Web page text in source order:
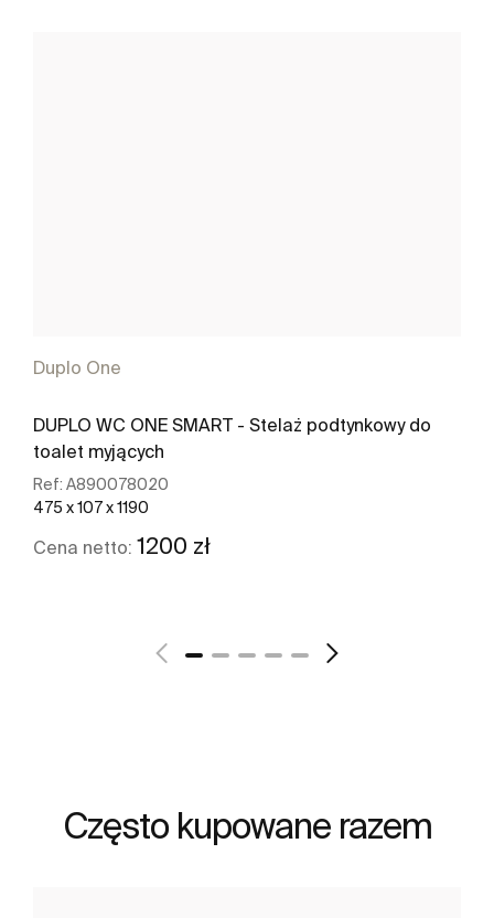
Duplo One
DUPLO WC ONE SMART - Stelaż podtynkowy do
toalet myjących
Ref: A890078020
475 x 107 x 1190
Cena netto: 1200 zł
Często kupowane razem